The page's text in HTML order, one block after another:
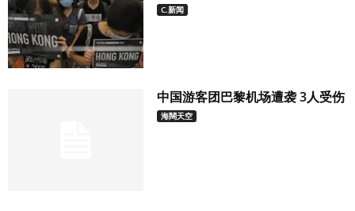
C.新闻
中国游客团巴黎机场遭袭 3人受伤
海闊天空